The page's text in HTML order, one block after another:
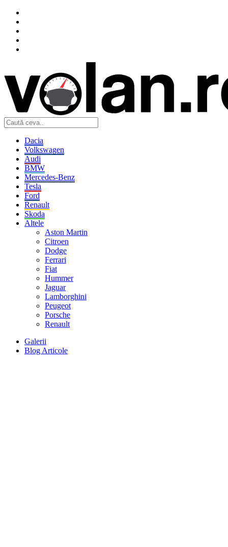
Dacia
Volkswagen
Audi
BMW
Mercedes-Benz
Tesla
Ford
Renault
Skoda
Altele
Aston Martin
Citroen
Dodge
Ferrari
Fiat
Hummer
Jaguar
Lamborghini
Peugeot
Porsche
Renault
Galerii
Blog Articole